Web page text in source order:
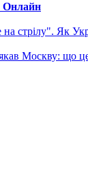
Онлайн
стрілу". Як
Москву: що